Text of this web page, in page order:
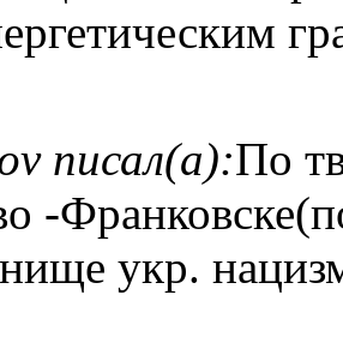
писал(а):По
-
укр.